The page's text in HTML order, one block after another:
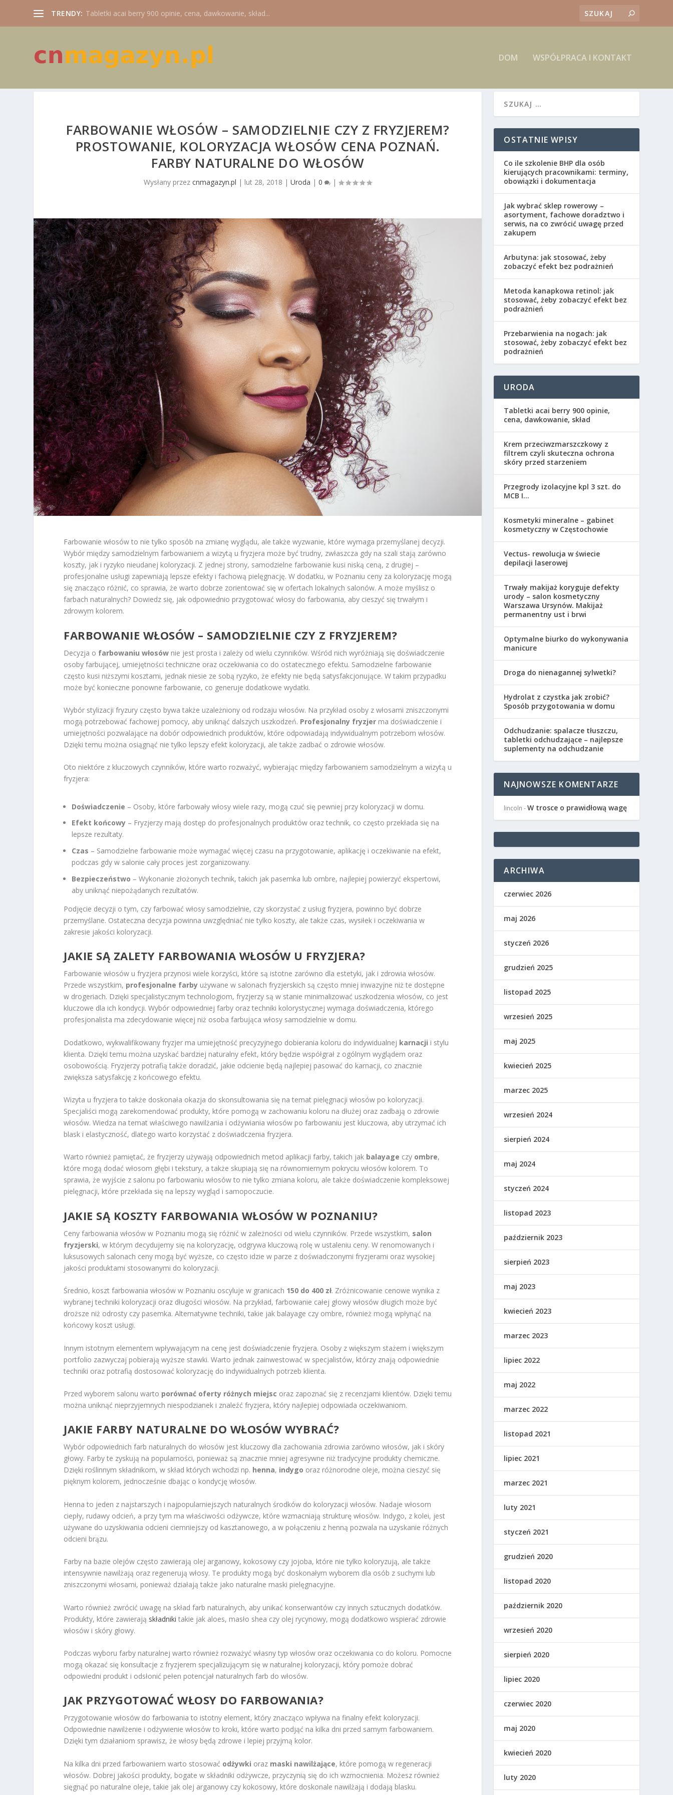
TRENDY: Tabletki acai berry 900 opinie, cena, dawkowanie, skład...
DOM WSPÓŁPRACA I KONTAKT
FARBOWANIE WŁOSÓW – SAMODZIELNIE CZY Z FRYZJEREM?
PROSTOWANIE, KOLORYZACJA WŁOSÓW CENA POZNAŃ.
FARBY NATURALNE DO WŁOSÓW
Wysłany przezcnmagazyn.pl | lut 28, 2018 |Uroda |0 |
Farbowanie włosów to nie tylko sposób na zmianę wyglądu, ale także wyzwanie, które wymaga przemyślanej decyzji.
Wybór między samodzielnym farbowaniem a wizytą u fryzjera może być trudny, zwłaszcza gdy na szali stają zarówno
koszty, jak i ryzyko nieudanej koloryzacji. Z jednej strony, samodzielne farbowanie kusi niską ceną, z drugiej –
profesjonalne usługi zapewniają lepsze efekty i fachową pielęgnację. W dodatku, w Poznaniu ceny za koloryzację mogą
się znacząco różnić, co sprawia, że warto dobrze zorientować się w ofertach lokalnych salonów. A może myślisz o
farbach naturalnych? Dowiedz się, jak odpowiednio przygotować włosy do farbowania, aby cieszyć się trwałym i
zdrowym kolorem.
FARBOWANIE WŁOSÓW – SAMODZIELNIE CZY Z FRYZJEREM?
Decyzja o farbowaniu włosów nie jest prosta i zależy od wielu czynników. Wśród nich wyróżniają się doświadczenie
osoby farbującej, umiejętności techniczne oraz oczekiwania co do ostatecznego efektu. Samodzielne farbowanie
często kusi niższymi kosztami, jednak niesie ze sobą ryzyko, że efekty nie będą satysfakcjonujące. W takim przypadku
może być konieczne ponowne farbowanie, co generuje dodatkowe wydatki.
Wybór stylizacji fryzury często bywa także uzależniony od rodzaju włosów. Na przykład osoby z włosami zniszczonymi
mogą potrzebować fachowej pomocy, aby uniknąć dalszych uszkodzeń. Profesjonalny fryzjer ma doświadczenie i
umiejętności pozwalające na dobór odpowiednich produktów, które odpowiadają indywidualnym potrzebom włosów.
Dzięki temu można osiągnąć nie tylko lepszy efekt koloryzacji, ale także zadbać o zdrowie włosów.
Oto niektóre z kluczowych czynników, które warto rozważyć, wybierając między farbowaniem samodzielnym a wizytą u
fryzjera:
Doświadczenie – Osoby, które farbowały włosy wiele razy, mogą czuć się pewniej przy koloryzacji w domu.
Efekt końcowy – Fryzjerzy mają dostęp do profesjonalnych produktów oraz technik, co często przekłada się na
lepsze rezultaty.
Czas – Samodzielne farbowanie może wymagać więcej czasu na przygotowanie, aplikację i oczekiwanie na efekt,
podczas gdy w salonie cały proces jest zorganizowany.
Bezpieczeństwo – Wykonanie złożonych technik, takich jak pasemka lub ombre, najlepiej powierzyć ekspertowi,
aby uniknąć niepożądanych rezultatów.
Podjęcie decyzji o tym, czy farbować włosy samodzielnie, czy skorzystać z usług fryzjera, powinno być dobrze
przemyślane. Ostateczna decyzja powinna uwzględniać nie tylko koszty, ale także czas, wysiłek i oczekiwania w
zakresie jakości koloryzacji.
JAKIE SĄ ZALETY FARBOWANIA WŁOSÓW U FRYZJERA?
Farbowanie włosów u fryzjera przynosi wiele korzyści, które są istotne zarówno dla estetyki, jak i zdrowia włosów.
Przede wszystkim, profesjonalne farby używane w salonach fryzjerskich są często mniej inwazyjne niż te dostępne
w drogeriach. Dzięki specjalistycznym technologiom, fryzjerzy są w stanie minimalizować uszkodzenia włosów, co jest
kluczowe dla ich kondycji. Wybór odpowiedniej farby oraz techniki kolorystycznej wymaga doświadczenia, którego
profesjonalista ma zdecydowanie więcej niż osoba farbująca włosy samodzielnie w domu.
Dodatkowo, wykwalifikowany fryzjer ma umiejętność precyzyjnego dobierania koloru do indywidualnej karnacji i stylu
klienta. Dzięki temu można uzyskać bardziej naturalny efekt, który będzie współgrał z ogólnym wyglądem oraz
osobowością. Fryzjerzy potrafią także doradzić, jakie odcienie będą najlepiej pasować do karnacji, co znacznie
zwiększa satysfakcję z końcowego efektu.
Wizyta u fryzjera to także doskonała okazja do skonsultowania się na temat pielęgnacji włosów po koloryzacji.
Specjaliści mogą zarekomendować produkty, które pomogą w zachowaniu koloru na dłużej oraz zadbają o zdrowie
włosów. Wiedza na temat właściwego nawilżania i odżywiania włosów po farbowaniu jest kluczowa, aby utrzymać ich
blask i elastyczność, dlatego warto korzystać z doświadczenia fryzjera.
Warto również pamiętać, że fryzjerzy używają odpowiednich metod aplikacji farby, takich jak balayage czy ombre,
które mogą dodać włosom głębi i tekstury, a także skupiają się na równomiernym pokryciu włosów kolorem. To
sprawia, że wyjście z salonu po farbowaniu włosów to nie tylko zmiana koloru, ale także doświadczenie kompleksowej
pielęgnacji, które przekłada się na lepszy wygląd i samopoczucie.
JAKIE SĄ KOSZTY FARBOWANIA WŁOSÓW W POZNANIU?
Ceny farbowania włosów w Poznaniu mogą się różnić w zależności od wielu czynników. Przede wszystkim, salon
fryzjerski, w którym decydujemy się na koloryzację, odgrywa kluczową rolę w ustaleniu ceny. W renomowanych i
luksusowych salonach ceny mogą być wyższe, co często idzie w parze z doświadczonymi fryzjerami oraz wysokiej
jakości produktami stosowanymi do koloryzacji.
Średnio, koszt farbowania włosów w Poznaniu oscyluje w granicach 150 do 400 zł. Zróżnicowanie cenowe wynika z
wybranej techniki koloryzacji oraz długości włosów. Na przykład, farbowanie całej głowy włosów długich może być
droższe niż odrosty czy pasemka. Alternatywne techniki, takie jak balayage czy ombre, również mogą wpłynąć na
końcowy koszt usługi.
Innym istotnym elementem wpływającym na cenę jest doświadczenie fryzjera. Osoby z większym stażem i większym
portfolio zazwyczaj pobierają wyższe stawki. Warto jednak zainwestować w specjalistów, którzy znają odpowiednie
techniki oraz potrafią dostosować koloryzację do indywidualnych potrzeb klienta.
Przed wyborem salonu warto porównać oferty różnych miejsc oraz zapoznać się z recenzjami klientów. Dzięki temu
można uniknąć nieprzyjemnych niespodzianek i znaleźć fryzjera, który najlepiej odpowiada oczekiwaniom.
JAKIE FARBY NATURALNE DO WŁOSÓW WYBRAĆ?
Wybór odpowiednich farb naturalnych do włosów jest kluczowy dla zachowania zdrowia zarówno włosów, jak i skóry
głowy. Farby te zyskują na popularności, ponieważ są znacznie mniej agresywne niż tradycyjne produkty chemiczne.
Dzięki roślinnym składnikom, w skład których wchodzi np. henna, indygo oraz różnorodne oleje, można cieszyć się
pięknym kolorem, jednocześnie dbając o kondycję włosów.
Henna to jeden z najstarszych i najpopularniejszych naturalnych środków do koloryzacji włosów. Nadaje włosom
ciepły, rudawy odcień, a przy tym ma właściwości odżywcze, które wzmacniają strukturę włosów. Indygo, z kolei, jest
używane do uzyskiwania odcieni ciemniejszy od kasztanowego, a w połączeniu z henną pozwala na uzyskanie różnych
odcieni brązu.
Farby na bazie olejów często zawierają olej arganowy, kokosowy czy jojoba, które nie tylko koloryzują, ale także
intensywnie nawilżają oraz regenerują włosy. Te produkty mogą być doskonałym wyborem dla osób z suchymi lub
zniszczonymi włosami, ponieważ działają także jako naturalne maski pielęgnacyjne.
Warto również zwrócić uwagę na skład farb naturalnych, aby unikać konserwantów czy innych sztucznych dodatków.
Produkty, które zawierają składniki takie jak aloes, masło shea czy olej rycynowy, mogą dodatkowo wspierać zdrowie
włosów i skóry głowy.
Podczas wyboru farby naturalnej warto również rozważyć własny typ włosów oraz oczekiwania co do koloru. Pomocne
mogą okazać się konsultacje z fryzjerem specjalizującym się w naturalnej koloryzacji, który pomoże dobrać
odpowiedni produkt i odsłonić pełen potencjał naturalnych farb do włosów.
JAK PRZYGOTOWAĆ WŁOSY DO FARBOWANIA?
Przygotowanie włosów do farbowania to istotny element, który znacząco wpływa na finalny efekt koloryzacji.
Odpowiednie nawilżenie i odżywienie włosów to kroki, które warto podjąć na kilka dni przed samym farbowaniem.
Dzięki tym działaniom sprawisz, że włosy będą zdrowe i lepiej przyjmą kolor.
Na kilka dni przed farbowaniem warto stosować odżywki oraz maski nawilżające, które pomogą w regeneracji
włosów. Dobrej jakości produkty, bogate w składniki odżywcze, przyczynią się do ich wzmocnienia. Możesz również
sięgnąć po naturalne oleje, takie jak olej arganowy czy kokosowy, które doskonale nawilżają i dodają blasku.
OSTATNIE WPISY
Co ile szkolenie BHP dla osób
kierujących pracownikami: terminy,
obowiązki i dokumentacja
Jak wybrać sklep rowerowy –
asortyment, fachowe doradztwo i
serwis, na co zwrócić uwagę przed
zakupem
Arbutyna: jak stosować, żeby
zobaczyć efekt bez podrażnień
Metoda kanapkowa retinol: jak
stosować, żeby zobaczyć efekt bez
podrażnień
Przebarwienia na nogach: jak
stosować, żeby zobaczyć efekt bez
podrażnień
URODA
Tabletki acai berry 900 opinie,
cena, dawkowanie, skład
Krem przeciwzmarszczkowy z
filtrem czyli skuteczna ochrona
skóry przed starzeniem
Przegrody izolacyjne kpl 3 szt. do
MCB I...
Kosmetyki mineralne – gabinet
kosmetyczny w Częstochowie
Vectus- rewolucja w świecie
depilacji laserowej
Trwały makijaż koryguje defekty
urody – salon kosmetyczny
Warszawa Ursynów. Makijaż
permanentny ust i brwi
Optymalne biurko do wykonywania
manicure
Droga do nienagannej sylwetki?
Hydrolat z czystka jak zrobić?
Sposób przygotowania w domu
Odchudzanie: spalacze tłuszczu,
tabletki odchudzające – najlepsze
suplementy na odchudzanie
NAJNOWSZE KOMENTARZE
lincoln -W trosce o prawidłową wagę
ARCHIWA
czerwiec 2026
maj 2026
styczeń 2026
grudzień 2025
listopad 2025
wrzesień 2025
maj 2025
kwiecień 2025
marzec 2025
wrzesień 2024
sierpień 2024
maj 2024
styczeń 2024
listopad 2023
październik 2023
sierpień 2023
maj 2023
kwiecień 2023
marzec 2023
lipiec 2022
maj 2022
marzec 2022
listopad 2021
lipiec 2021
marzec 2021
luty 2021
styczeń 2021
grudzień 2020
listopad 2020
październik 2020
wrzesień 2020
sierpień 2020
lipiec 2020
czerwiec 2020
maj 2020
kwiecień 2020
luty 2020